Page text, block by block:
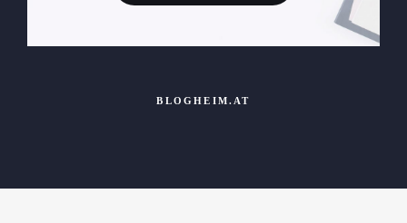
BLOGHEIM.AT